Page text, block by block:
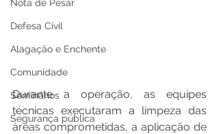
Nota de Pesar
Defesa Civil
Alagação e Enchente
Comunidade
Seminários
Segurança pública
Durante a operação, as equipes
técnicas executaram a limpeza das
áreas comprometidas, a aplicação de